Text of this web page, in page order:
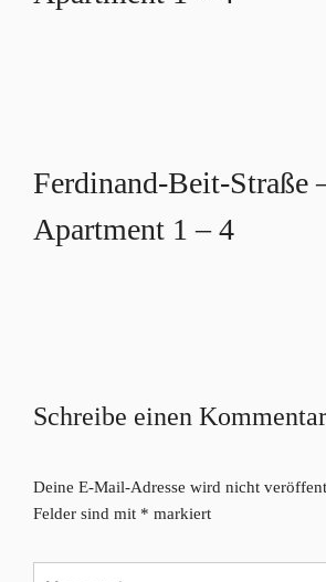
Ferdinand-Beit-Straße
Apartment 1 – 4
Schreibe einen Kommentar
Deine E-Mail-Adresse wird nicht
Felder sind mit * markiert